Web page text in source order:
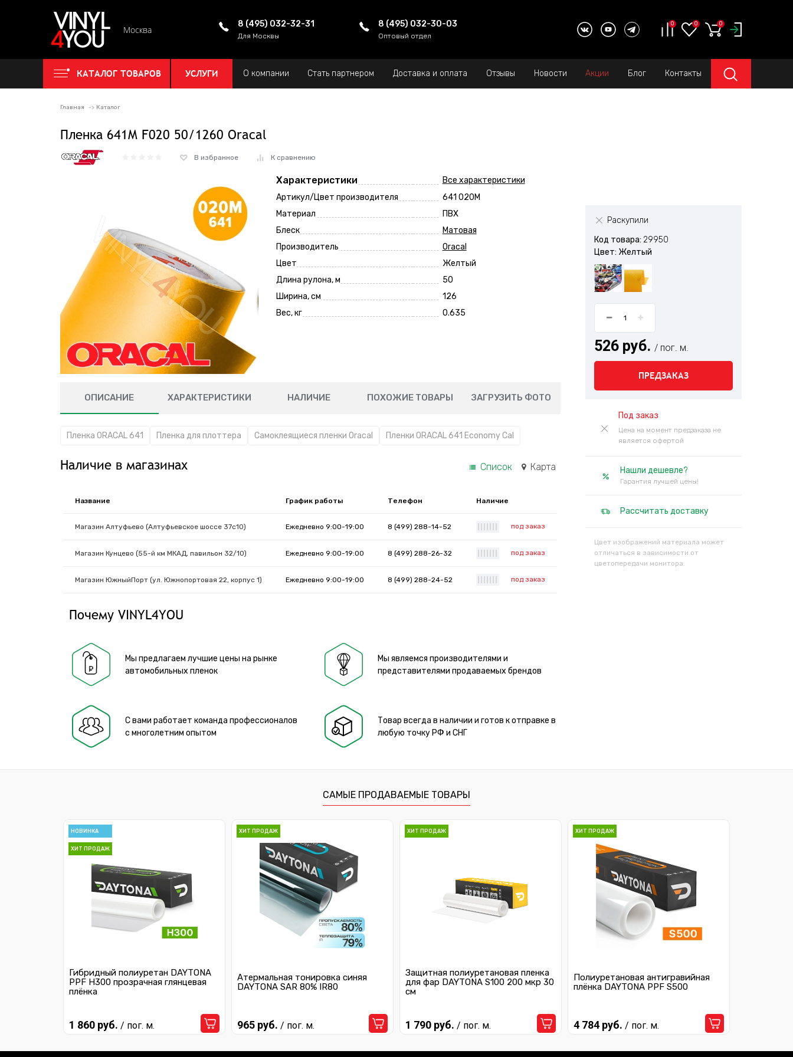
Москва
8 (495) 032-32-31
Для Москвы
8 (495) 032-30-03
Оптовый отдел
0 0 0
КАТАЛОГ ТОВАРОВ УСЛУГИ О компании Стать партнером Доставка и оплата Отзывы Новости Акции Блог Контакты
Главная Каталог
Пленка 641M F020 50/1260 Oracal
В избранное К сравнению
Характеристики
Все характеристики
Артикул/Цвет производителя
641 020M
Материал
ПВХ
Блеск
Матовая
Производитель
Oracal
Цвет
Желтый
Длина рулона, м
50
Ширина, см
126
Вес, кг
0.635
Раскупили
Код товара: 29950
Цвет: Желтый
526 руб. / пог. м.
ПРЕДЗАКАЗ
Под заказ
Цена на момент предзаказа не
является офертой
Нашли дешевле?
Гарантия лучшей цены!
Рассчитать доставку
Цвет изображений материала может
отличаться в зависимости от
цветопередачи монитора.
ОПИСАНИЕ ХАРАКТЕРИСТИКИ НАЛИЧИЕ ПОХОЖИЕ ТОВАРЫ ЗАГРУЗИТЬ ФОТО
Пленка ORACAL 641 Пленка для плоттера Самоклеящиеся пленки Oracal Пленки ORACAL 641 Economy Cal
Наличие в магазинах Список Карта
Название График работы Телефон Наличие
Магазин Алтуфьево (Алтуфьевское шоссе 37с10) Ежедневно 9:00-19:00 8 (499) 288-14-52 под заказ
Магазин Кунцево (55-й км МКАД, павильон 32/10) Ежедневно 9:00-19:00 8 (499) 288-26-32 под заказ
Магазин ЮжныйПорт (ул. Южнопортовая 22, корпус 1) Ежедневно 9:00-19:00 8 (499) 288-24-52 под заказ
Почему VINYL4YOU
Мы предлагаем лучшие цены на рынке
автомобильных пленок
Мы являемся производителями и
представителями продаваемых брендов
С вами работает команда профессионалов
с многолетним опытом
Товар всегда в наличии и готов к отправке в
любую точку РФ и СНГ
САМЫЕ ПРОДАВАЕМЫЕ ТОВАРЫ
НОВИНКА
ХИТ ПРОДАЖ
Гибридный полиуретан DAYTONA
PPF H300 прозрачная глянцевая
плёнка
1 860 руб. / пог. м.
ХИТ ПРОДАЖ
Атермальная тонировка синяя
DAYTONA SAR 80% IR80
965 руб. / пог. м.
ХИТ ПРОДАЖ
Защитная полиуретановая пленка
для фар DAYTONA S100 200 мкр 30
см
1 790 руб. / пог. м.
ХИТ ПРОДАЖ
Полиуретановая антигравийная
плёнка DAYTONA PPF S500
4 784 руб. / пог. м.